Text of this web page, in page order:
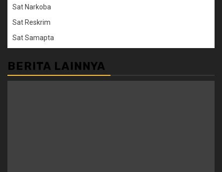
Sat Narkoba
Sat Reskrim
Sat Samapta
BERITA LAINNYA